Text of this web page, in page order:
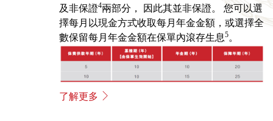
及非保證4兩部分， 因此其並非保證。 您可以選
擇每月以現金方式收取每月年金金額，或選擇全
數保留每月年金金額在保單內滾存生息5。
了解更多